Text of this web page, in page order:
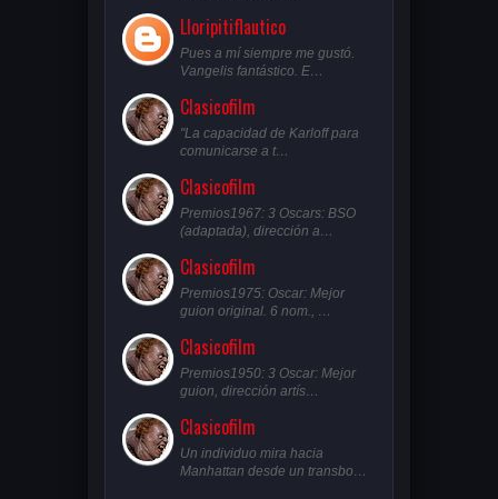
Lloripitiflautico
Pues a mí siempre me gustó.
Vangelis fantástico. E…
Clasicofilm
"La capacidad de Karloff para
comunicarse a t…
Clasicofilm
Premios1967: 3 Oscars: BSO
(adaptada), dirección a…
Clasicofilm
Premios1975: Oscar: Mejor
guion original. 6 nom., …
Clasicofilm
Premios1950: 3 Oscar: Mejor
guion, dirección artís…
Clasicofilm
Un individuo mira hacia
Manhattan desde un transbo…